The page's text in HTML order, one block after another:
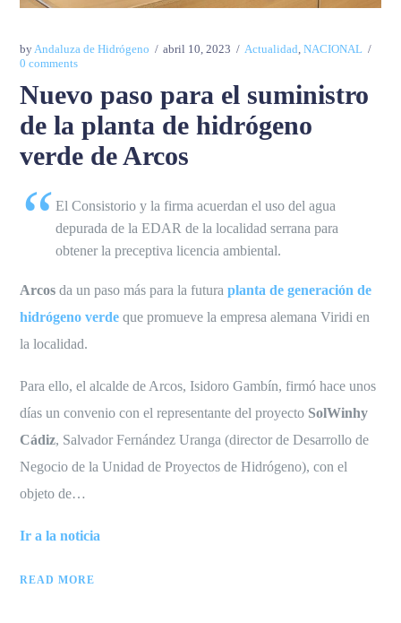
byAndaluza de Hidrógeno abril 10, 2023 Actualidad,NACIONAL
0 comments
Nuevo paso para el suministro
de la planta de hidrógeno
verde de Arcos
El Consistorio y la firma acuerdan el uso del agua
depurada de la EDAR de la localidad serrana para
obtener la preceptiva licencia ambiental.
Arcos da un paso más para la futuraplanta de generación de
hidrógeno verde que promueve la empresa alemana Viridi en
la localidad.
Para ello, el alcalde de Arcos, Isidoro Gambín, firmó hace unos
días un convenio con el representante del proyecto SolWinhy
Cádiz, Salvador Fernández Uranga (director de Desarrollo de
Negocio de la Unidad de Proyectos de Hidrógeno), con el
objeto de…
Ir a la noticia
READ MORE